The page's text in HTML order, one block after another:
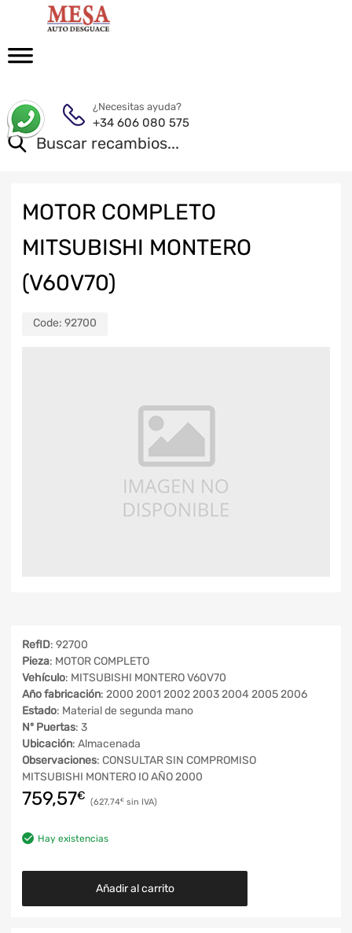
¿Necesitas ayuda?
+34 606 080 575
MOTOR COMPLETO
MITSUBISHI MONTERO
(V60V70)
Code: 92700
RefID: 92700
Pieza: MOTOR COMPLETO
Vehículo: MITSUBISHI MONTERO V60V70
Año fabricación: 2000 2001 2002 2003 2004 2005 2006
Estado: Material de segunda mano
Nº Puertas: 3
Ubicación: Almacenada
Observaciones: CONSULTAR SIN COMPROMISO
MITSUBISHI MONTERO IO AÑO 2000
759,57€ 627,74€
Hay existencias
Añadir al carrito